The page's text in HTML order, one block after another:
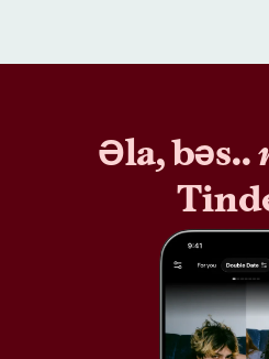
Əla, bəs..